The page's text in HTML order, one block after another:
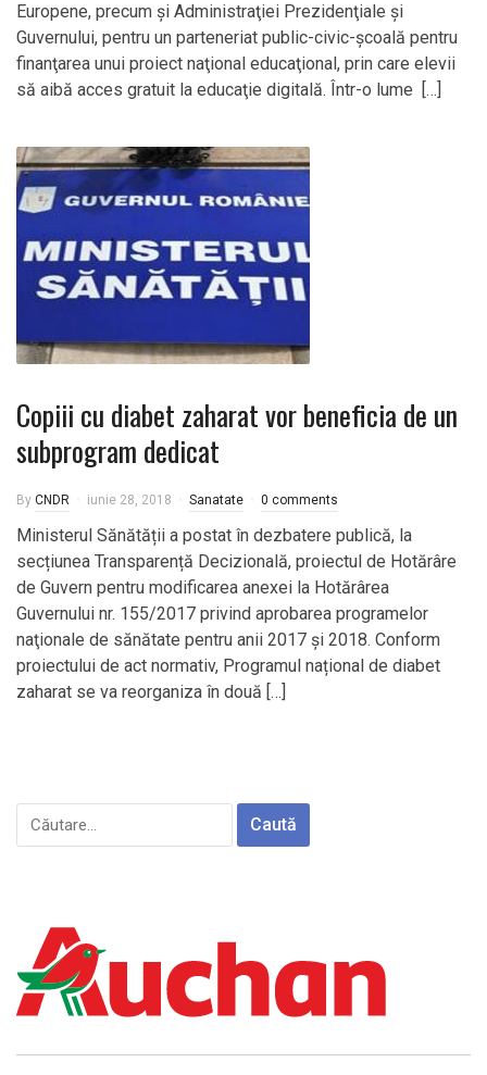
Europene, precum şi Administraţiei Prezi­denţiale şi
Guvernului, pentru un parteneriat public-civic-şcoală pentru
finan­ţarea unui proiect naţional educa­ţional, prin care elevii
să aibă acces gratuit la educaţie digitală. Într-o lume […]
Copiii cu diabet zaharat vor beneficia de un
subprogram dedicat
By CNDR iunie 28, 2018 Sanatate 0 comments
Ministerul Sănătății a postat în dezbatere publică, la
secțiunea Transparență Decizională, proiectul de Hotărâre
de Guvern pentru modificarea anexei la Hotărârea
Guvernului nr. 155/2017 privind aprobarea programelor
naţionale de sănătate pentru anii 2017 şi 2018. Conform
proiectului de act normativ, Programul național de diabet
zaharat se va reorganiza în două […]
Caută
după: